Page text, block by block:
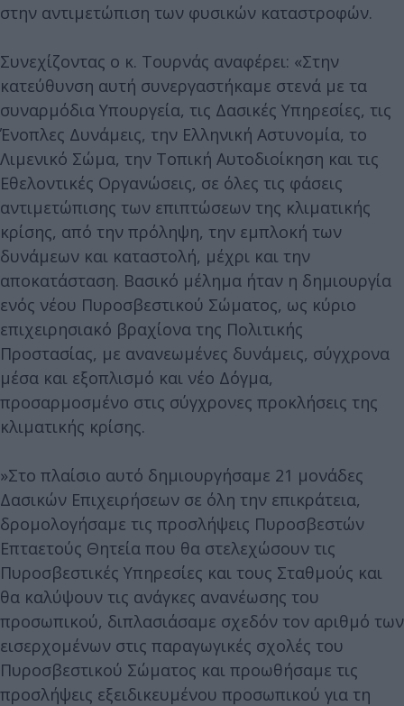
στην αντιμετώπιση των φυσικών καταστροφών.
Συνεχίζοντας ο κ. Τουρνάς αναφέρει: «Στην
κατεύθυνση αυτή συνεργαστήκαμε στενά με τα
συναρμόδια Υπουργεία, τις Δασικές Υπηρεσίες, τις
Ένοπλες Δυνάμεις, την Ελληνική Αστυνομία, το
Λιμενικό Σώμα, την Τοπική Αυτοδιοίκηση και τις
Εθελοντικές Οργανώσεις, σε όλες τις φάσεις
αντιμετώπισης των επιπτώσεων της κλιματικής
κρίσης, από την πρόληψη, την εμπλοκή των
δυνάμεων και καταστολή, μέχρι και την
αποκατάσταση. Βασικό μέλημα ήταν η δημιουργία
ενός νέου Πυροσβεστικού Σώματος, ως κύριο
επιχειρησιακό βραχίονα της Πολιτικής
Προστασίας, με ανανεωμένες δυνάμεις, σύγχρονα
μέσα και εξοπλισμό και νέο Δόγμα,
προσαρμοσμένο στις σύγχρονες προκλήσεις της
κλιματικής κρίσης.
»Στο πλαίσιο αυτό δημιουργήσαμε 21 μονάδες
Δασικών Επιχειρήσεων σε όλη την επικράτεια,
δρομολογήσαμε τις προσλήψεις Πυροσβεστών
Επταετούς Θητεία που θα στελεχώσουν τις
Πυροσβεστικές Υπηρεσίες και τους Σταθμούς και
θα καλύψουν τις ανάγκες ανανέωσης του
προσωπικού, διπλασιάσαμε σχεδόν τον αριθμό των
εισερχομένων στις παραγωγικές σχολές του
Πυροσβεστικού Σώματος και προωθήσαμε τις
προσλήψεις εξειδικευμένου προσωπικού για τη